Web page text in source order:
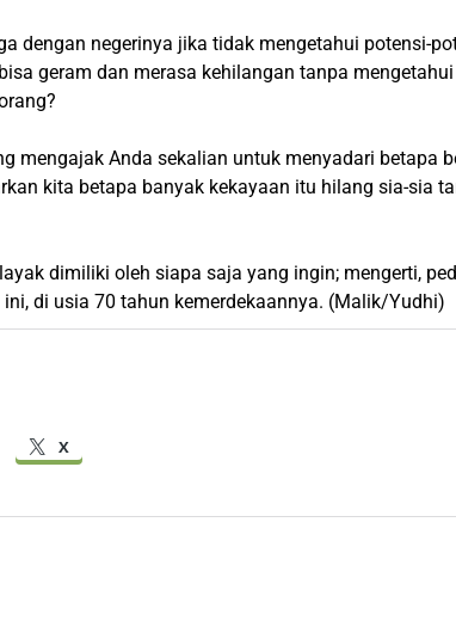
dengan negerinya jika tidak mengetahui potensi-
geram dan merasa kehilangan tanpa
mengajak Anda sekalian untuk menyadari betapa
kita betapa banyak kekayaan itu hilang sia-sia
dimiliki oleh siapa saja yang ingin; mengerti,
di usia 70 tahun kemerdekaannya. (Malik/Yudhi)
X